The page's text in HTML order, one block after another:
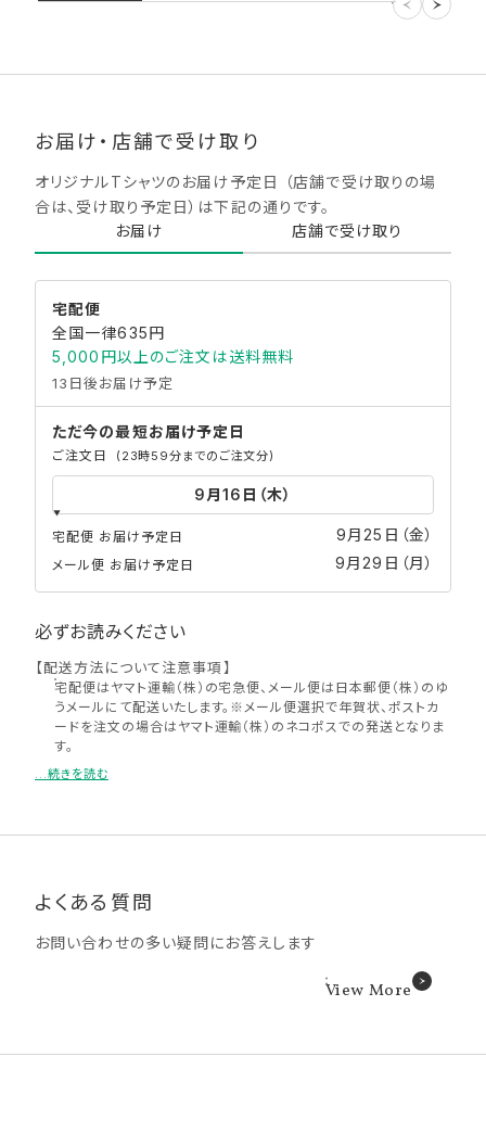
お届け・店舗で受け取り
オリジナルTシャツのお届け予定日 （店舗で受け取りの場
合は、受け取り予定日）は下記の通りです。​
お届け
店舗で受け取り
宅配便
全国一律635円
5,000円以上のご注文は送料無料
13日後お届け予定
ただ今の最短お届け予定日
ご注文日 (23時59分までのご注文分)
宅配便 お届け予定日 9月25日（金）
メール便 お届け予定日 9月29日（月）
必ずお読みください
【配送方法について注意事項】
宅配便はヤマト運輸（株）の宅急便、メール便は日本郵便（株）のゆ
うメールにて配送いたします。※メール便選択で年賀状、ポストカ
ードを注文の場合はヤマト運輸（株）のネコポスでの発送となりま
す。
「写真雑貨」をご注文いただいた場合、写真店受け取り、コンビニ受
け取りはお選びいただけません。
できません。
商品を複数注文いただいた場合、厚さ規定により宅配便での配送
メール便について、ポスト投函となりますのでメールボックスが小
さい場合や手渡しでの受け取りをご希望の場合は、宅配便をお選
せん。
...続きを読む
よくある質問
お問い合わせの多い疑問にお答えします
View More